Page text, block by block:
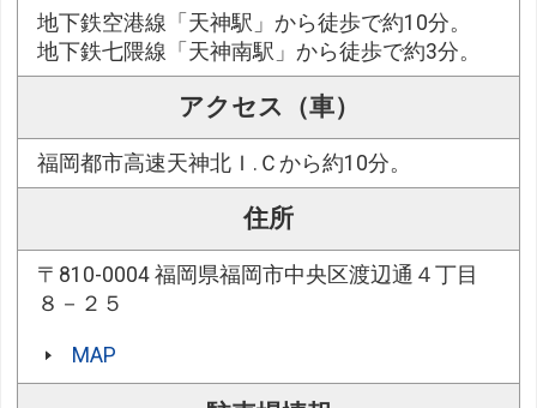
地下鉄空港線「天神駅」から徒歩で約10分。
地下鉄七隈線「天神南駅」から徒歩で約3分。
アクセス（車）
福岡都市高速天神北Ｉ.Ｃから約10分。
住所
〒810-0004 福岡県福岡市中央区渡辺通４丁目
８－２５
MAP